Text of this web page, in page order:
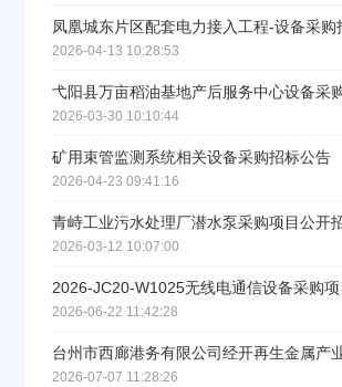
凤凰城东片区配套电力接入工程-设备采购
2026-04-13 10:28:53
弋阳县万亩稻油基地产后服务中心设备采
2026-03-30 10:10:44
矿用束管监测系统相关设备采购招标公告
2026-04-23 09:41:16
青峙工业污水处理厂潜水泵采购项目公开
2026-03-12 10:07:00
2026-JC20-W1025无线电通信设备采购
2026-06-22 11:42:28
2026-07-07 11:28:26